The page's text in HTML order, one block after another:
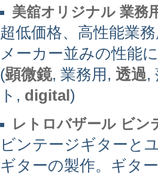
美舘オリジナル 業務
超低価格、高性能業
メーカー並みの性能
(顕微鏡, 業務用, 透過,
ト, digital)
レトロバザール ビン
ビンテージギターと
ギターの製作。ギタ